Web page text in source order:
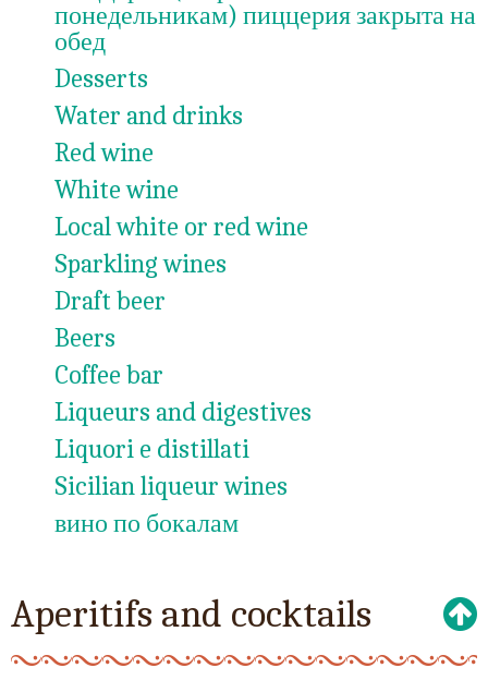
понедельникам) пиццерия закрыта на
обед
Desserts
Water and drinks
Red wine
White wine
Local white or red wine
Sparkling wines
Draft beer
Beers
Coffee bar
Liqueurs and digestives
Liquori e distillati
Sicilian liqueur wines
вино по бокалам
Aperitifs and cocktails